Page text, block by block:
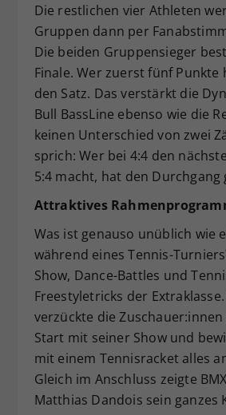
Die restlichen vier Athleten
Gruppen dann per
Die beiden Gruppensieger
Finale. Wer zuerst fünf Punkte
den Satz. Das verstärkt die
Bull BassLine ebenso wie die
keinen Unterschied von zwei
sprich: Wer bei 4:4 den
5:4 macht, hat den Durchgang
Attraktives
Was ist genauso unüblich wie
während eines Tennis-
Show, Dance-Battles und
Freestyletricks der
verzückte die
Start mit seiner Show und
mit einem Tennisracket alles
Gleich im Anschluss zeigte
Matthias Dandois sein ganzes